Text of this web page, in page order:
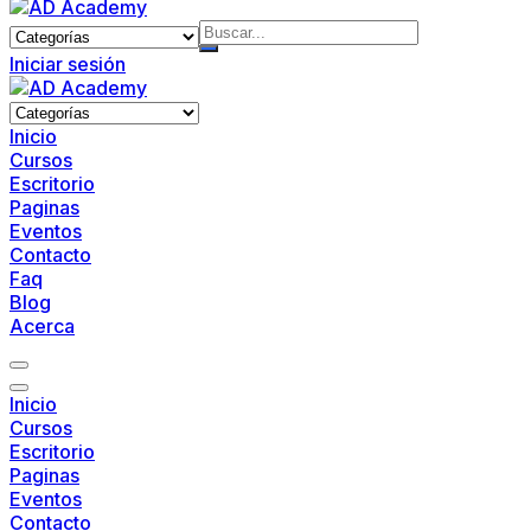
Skip
to
content
Iniciar sesión
Inicio
Cursos
Escritorio
Paginas
Eventos
Contacto
Faq
Blog
Acerca
Inicio
Cursos
Escritorio
Paginas
Eventos
Contacto